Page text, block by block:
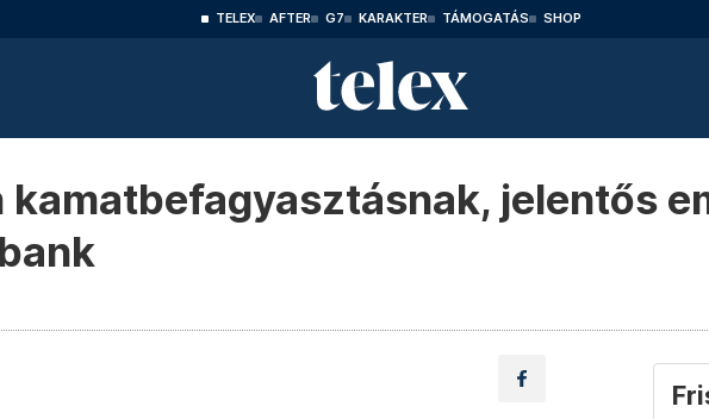
TELEX AFTER G7 KARAKTER TÁMOGATÁS SHOP
kamatbefagyasztásnak, jelentős